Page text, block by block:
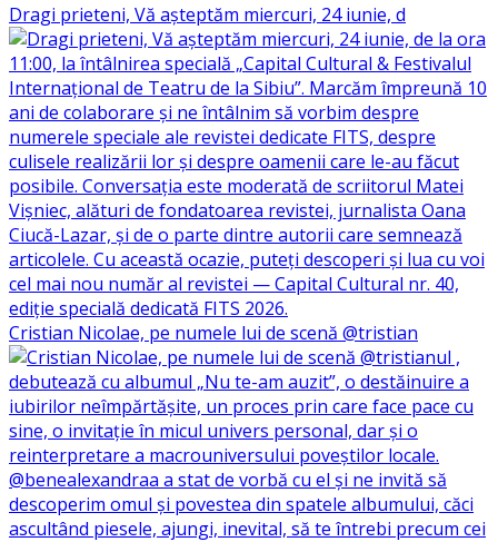
Dragi prieteni, Vă așteptăm miercuri, 24 iunie, d
Cristian Nicolae, pe numele lui de scenă @tristian